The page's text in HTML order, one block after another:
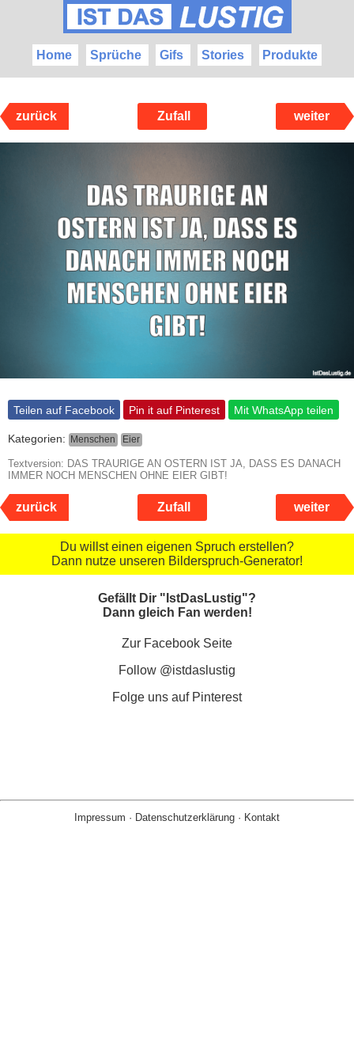
Home Sprüche Gifs Stories Produkte
zurück Zufall weiter
Teilen auf Facebook Pin it auf Pinterest Mit WhatsApp teilen
Kategorien: Menschen Eier
Textversion: DAS TRAURIGE AN OSTERN IST JA, DASS ES DANACH
IMMER NOCH MENSCHEN OHNE EIER GIBT!
zurück Zufall weiter
Du willst einen eigenen Spruch erstellen?
Dann nutze unseren Bilderspruch-Generator!
Gefällt Dir "IstDasLustig"?
Dann gleich Fan werden!
Zur Facebook Seite
Follow @istdaslustig
Folge uns auf Pinterest
Impressum · Datenschutzerklärung · Kontakt